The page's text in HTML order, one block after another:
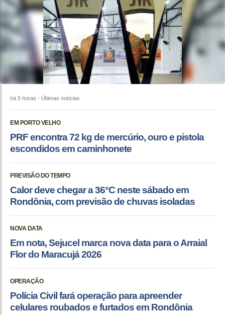
há 5 horas - Últimas notícias
EM PORTO VELHO
PRF encontra 72 kg de mercúrio, ouro e pistola
escondidos em caminhonete
PREVISÃO DO TEMPO
Calor deve chegar a 36°C neste sábado em
Rondônia, com previsão de chuvas isoladas
NOVA DATA
Em nota, Sejucel marca nova data para o Arraial
Flor do Maracujá 2026
OPERAÇÃO
Polícia Civil fará operação para apreender
celulares roubados e furtados em Rondônia